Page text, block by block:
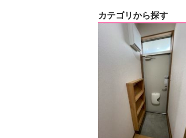
カテゴリから探す